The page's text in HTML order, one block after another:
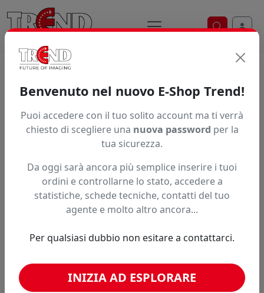
Ricerca
INCHIOSTRO INKTEC ECONOVA ID
Benvenuto nel nuovo E-Shop Trend!
Puoi accedere con il tuo solito account ma ti verrà
chiesto di scegliere una nuova password per la
tua sicurezza.
Da oggi sarà ancora più semplice inserire i tuoi
ordini e controllarne lo stato, accedere a
statistiche, schede tecniche, contatti del tuo
agente e molto altro ancora...
Per qualsiasi dubbio non esitare a contattarci.
INIZIA AD ESPLORARE